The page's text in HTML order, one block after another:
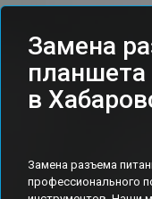
Замена
планшета
в
Замена разъема
профессионального